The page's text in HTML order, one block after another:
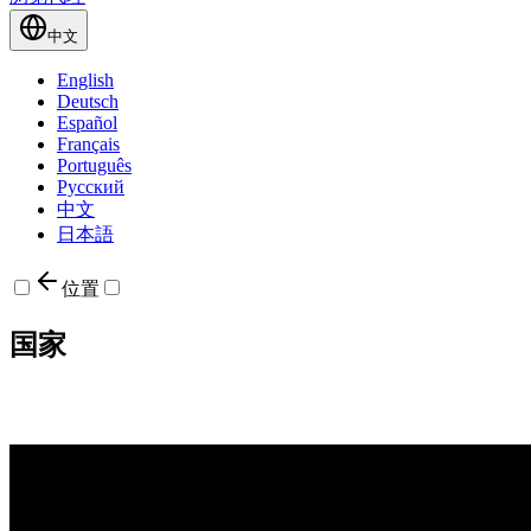
中文
English
Deutsch
Español
Français
Português
Русский
中文
日本語
位置
国家